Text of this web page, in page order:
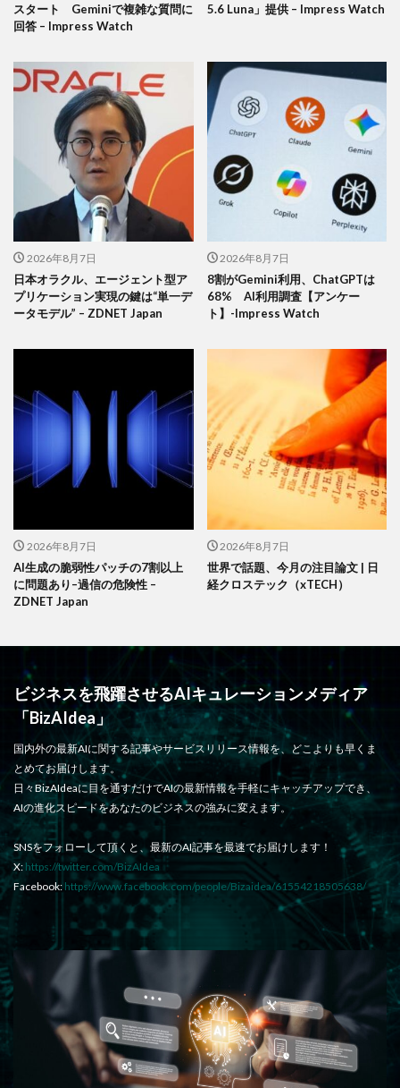
スタート Geminiで複雑な質問に
回答 – Impress Watch
5.6 Luna」提供 – Impress Watch
2026年8月7日
日本オラクル、エージェント型ア
プリケーション実現の鍵は“単一デ
ータモデル” – ZDNET Japan
2026年8月7日
8割がGemini利用、ChatGPTは
68% AI利用調査【アンケー
ト】-Impress Watch
2026年8月7日
AI生成の脆弱性パッチの7割以上
に問題あり–過信の危険性 –
ZDNET Japan
2026年8月7日
世界で話題、今月の注目論文 | 日
経クロステック（xTECH）
ビジネスを飛躍させるAIキュレーションメディア
「BizAIdea」
国内外の最新AIに関する記事やサービスリリース情報を、どこよりも早くま
とめてお届けします。
日々BizAIdeaに目を通すだけでAIの最新情報を手軽にキャッチアップでき、
AIの進化スピードをあなたのビジネスの強みに変えます。
SNSをフォローして頂くと、最新のAI記事を最速でお届けします！
X: https://twitter.com/BizAIdea
Facebook: https://www.facebook.com/people/Bizaidea/61554218505638/